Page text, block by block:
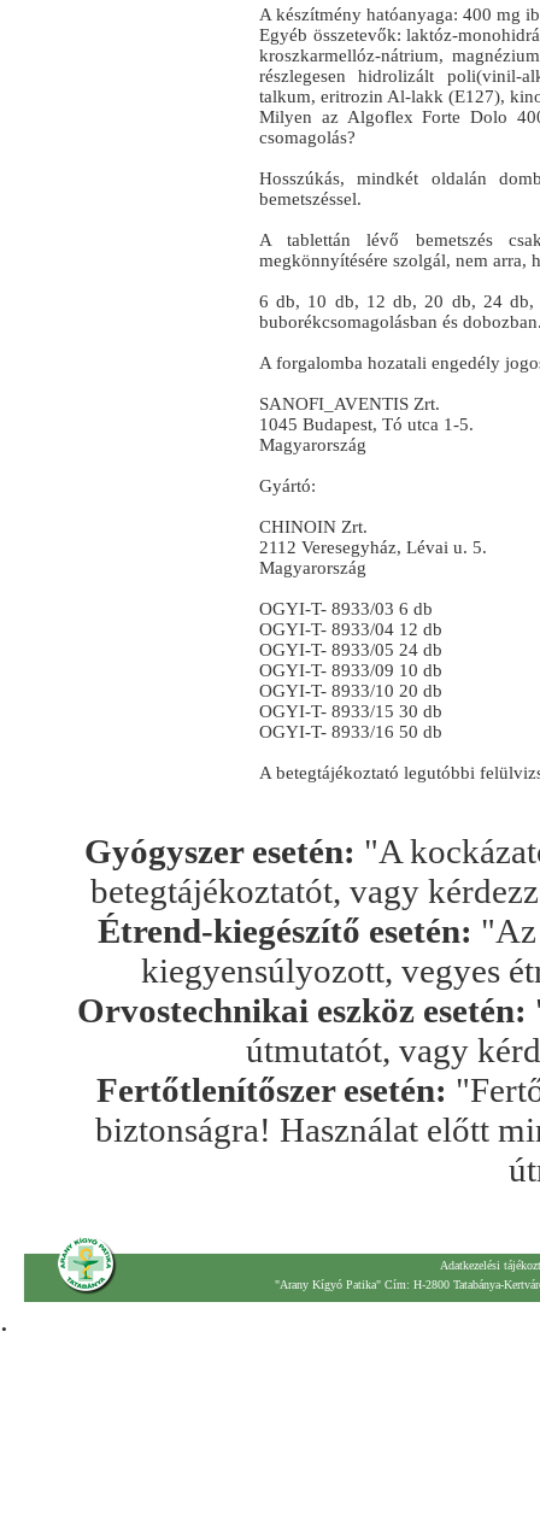
A készítmény hatóanyaga: 400 mg
Egyéb összetevők:
kroszkarmellóz‑nátrium,
részlegesen hidrolizált poli(vinil-
talkum, eritrozin Al-lakk (E127),
Milyen az Algoflex Forte Dolo
csomagolás?
Hosszúkás, mindkét oldalán
bemetszéssel.
A tablettán lévő bemetszés
megkönnyítésére szolgál, nem arra,
6 db, 10 db, 12 db, 20 db, 24 db,
buborékcsomagolásban és
A forgalomba hozatali engedély
SANOFI_AVENTIS Zrt.
1045 Budapest, Tó utca 1-5.
Magyarország
Gyártó:
CHINOIN Zrt.
2112 Veresegyház, Lévai u. 5.
Magyarország
OGYI-T- 8933/03 6 db
OGYI-T- 8933/04 12 db
OGYI-T- 8933/05 24 db
OGYI-T- 8933/09 10 db
OGYI-T- 8933/10 20 db
OGYI-T- 8933/15 30 db
OGYI-T- 8933/16 50 db
A betegtájékoztató legutóbbi
Gyógyszer esetén: "A
betegtájékoztatót, vagy
Étrend-kiegészítő esetén: "Az
kiegyensúlyozott, vegyes
Orvostechnikai eszköz esetén:
útmutatót, vagy
Fertőtlenítőszer esetén:
biztonságra! Használat előtt
Adatkezelési
"Arany Kígyó Patika" Cím: H-2800 Tatabánya-
.